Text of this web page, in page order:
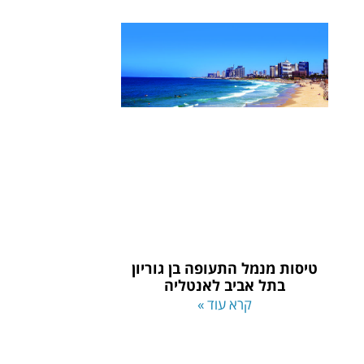
טיסות מנמל התעופה בן גוריון
בתל אביב לאנטליה
קרא עוד »